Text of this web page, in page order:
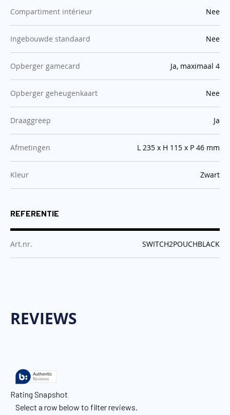
Compartiment intérieur :Nee
Ingebouwde standaard :Nee
Opberger gamecard :Ja, maximaal 4
Opberger geheugenkaart :Nee
Draaggreep :Ja
Afmetingen :L 235 x H 115 x P 46 mm
Kleur :Zwart
REFERENTIE
Art.nr. :SWITCH2POUCHBLACK